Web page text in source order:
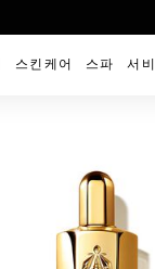
스킨케어 스파 서